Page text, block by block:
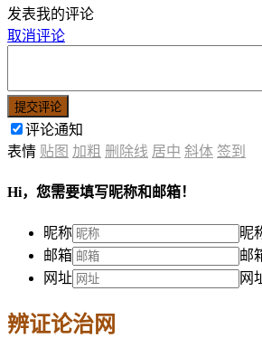
发表我的评论
取消评论
提交评论
评论通知
表情 贴图 加粗 删除线 居中 斜体 签到
Hi，您需要填写昵称和邮箱！
昵称
昵
邮箱
邮
网址
网
辨证论治网